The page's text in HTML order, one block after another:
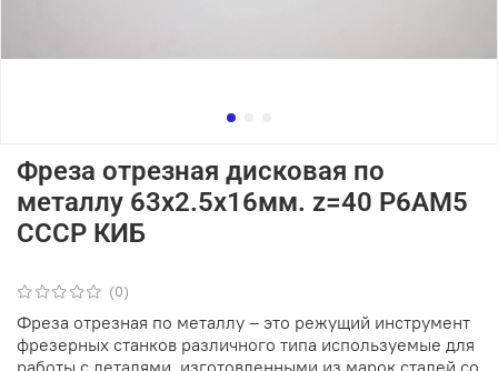
(0)
Фреза отрезная дисковая по
металлу 63х2.5х16мм. z=40 Р6АМ5
СССР КИБ
Фреза отрезная по металлу – это режущий инструмент
фрезерных станков различного типа используемые для
работы с деталями, изготовленными из марок сталей со